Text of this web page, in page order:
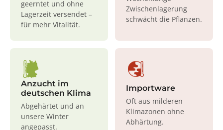
geerntet und ohne
Lagerzeit versendet –
für mehr Vitalität.
Zwischenlagerung
schwächt die Pflanzen.
Anzucht im
deutschen Klima
Abgehärtet und an
unsere Winter
angepasst.
Importware
Oft aus milderen
Klimazonen ohne
Abhärtung.